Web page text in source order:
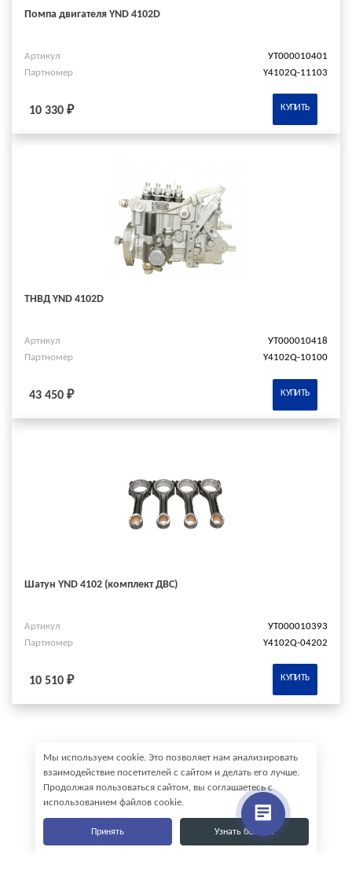
Помпа двигателя YND 4102D
Артикул
УТ000010401
Партномер
Y4102Q-11103
10 330 ₽ КУПИТЬ
ТНВД YND 4102D
Артикул
УТ000010418
Партномер
Y4102Q-10100
43 450 ₽ КУПИТЬ
Шатун YND 4102 (комплект ДВС)
Артикул
УТ000010393
Партномер
Y4102Q-04202
10 510 ₽ КУПИТЬ
Мы используем cookie. Это позволяет нам анализировать
взаимодействие посетителей с сайтом и делать его лучше.
Продолжая пользоваться сайтом, вы соглашаетесь с
использованием файлов cookie.
Принять Узнать больше